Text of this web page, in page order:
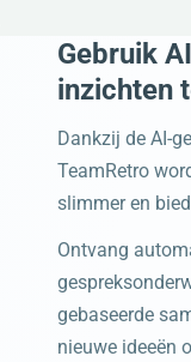
Gebruik
inzichten
Dankzij de AI-
TeamRetro
slimmer en
Ontvang
gebaseerde
nieuwe ideeën